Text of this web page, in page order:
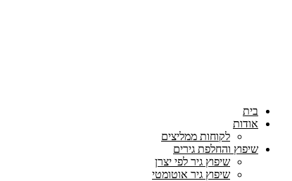
בית
אודות
לקוחות ממליצים
שיפוץ והחלפת גירים
שיפוץ גיר לפי יצרן
שיפוץ גיר אוטומטי